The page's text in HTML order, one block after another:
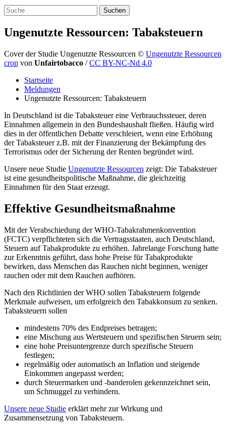
Ungenutzte Ressourcen: Tabaksteuern
Cover der Studie Ungenutzte Ressourcen © Ungenutzte Ressourcen
crop von Unfairtobacco /CC BY-NC-Nd 4.0
Startseite
Meldungen
Ungenutzte Ressourcen: Tabaksteuern
In Deutschland ist die Tabaksteuer eine Verbrauchssteuer, deren
Einnahmen allgemein in den Bundeshaushalt fließen. Häufig wird
dies in der öffentlichen Debatte verschleiert, wenn eine Erhöhung
der Tabaksteuer z.B. mit der Finanzierung der Bekämpfung des
Terrorismus oder der Sicherung der Renten begründet wird.
Unsere neue Studie Ungenutzte Ressourcen zeigt: Die Tabaksteuer
ist eine gesundheitspolitische Maßnahme, die gleichzeitig
Einnahmen für den Staat erzeugt.
Effektive Gesundheitsmaßnahme
Mit der Verabschiedung der WHO-Tabakrahmenkonvention
(FCTC) verpflichteten sich die Vertragsstaaten, auch Deutschland,
Steuern auf Tabakprodukte zu erhöhen. Jahrelange Forschung hatte
zur Erkenntnis geführt, dass hohe Preise für Tabakprodukte
bewirken, dass Menschen das Rauchen nicht beginnen, weniger
rauchen oder mit dem Rauchen aufhören.
Nach den Richtlinien der WHO sollen Tabaksteuern folgende
Merkmale aufweisen, um erfolgreich den Tabakkonsum zu senken.
Tabaksteuern sollen
mindestens 70% des Endpreises betragen;
eine Mischung aus Wertsteuern und spezifischen Steuern sein;
eine hohe Preisuntergrenze durch spezifische Steuern
festlegen;
regelmäßig oder automatisch an Inflation und steigende
Einkommen angepasst werden;
durch Steuermarken und -banderolen gekennzeichnet sein,
um Schmuggel zu verhindern.
Unsere neue Studie erklärt mehr zur Wirkung und
Zusammensetzung von Tabaksteuern.